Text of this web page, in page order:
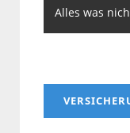
Alles was